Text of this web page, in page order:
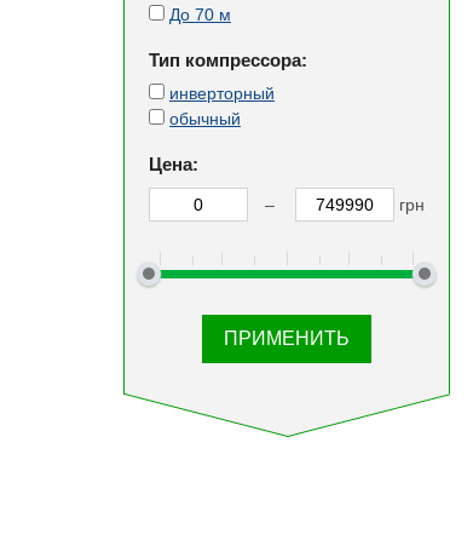
До 70 м
Тип компрессора:
инверторный
обычный
Цена:
– грн